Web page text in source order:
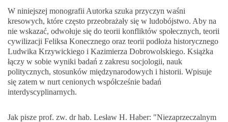
W niniejszej monografii Autorka szuka przyczyn waśni
kresowych, które często przeobrażały się w ludobójstwo. Aby na
nie wskazać, odwołuje się do teorii konfliktów społecznych, teorii
cywilizacji Feliksa Konecznego oraz teorii podłoża historycznego
Ludwika Krzywickiego i Kazimierza Dobrowolskiego. Książka
łączy w sobie wyniki badań z zakresu socjologii, nauk
politycznych, stosunków międzynarodowych i historii. Wpisuje
się zatem w nurt cenionych współcześnie badań
interdyscyplinarnych.
Jak pisze prof. zw. dr hab. Lesław H. Haber: "Niezaprzeczalnym